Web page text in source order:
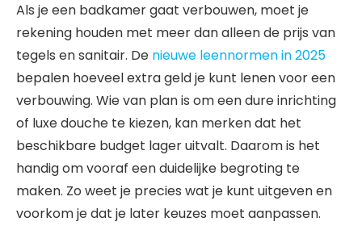
Als je een badkamer gaat verbouwen, moet je
rekening houden met meer dan alleen de prijs van
tegels en sanitair. De nieuwe leennormen in 2025
bepalen hoeveel extra geld je kunt lenen voor een
verbouwing. Wie van plan is om een dure inrichting
of luxe douche te kiezen, kan merken dat het
beschikbare budget lager uitvalt. Daarom is het
handig om vooraf een duidelijke begroting te
maken. Zo weet je precies wat je kunt uitgeven en
voorkom je dat je later keuzes moet aanpassen.